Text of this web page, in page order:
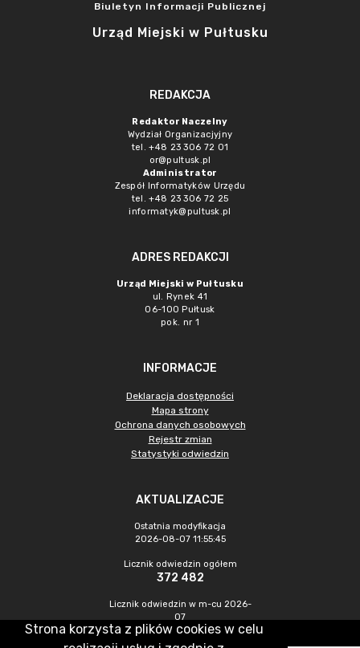
Biuletyn Informacji Publicznej
Urząd Miejski w Pułtusku
REDAKCJA
Redaktor Naczelny
Wydział Organizacjyjny
tel. +48 23 306 72 01
or@pultusk.pl
Administrator
Zespół Informatyków Urzędu
tel. +48 23 306 72 25
informatyk@pultusk.pl
ADRES REDAKCJI
Urząd Miejski w Pułtusku
ul. Rynek 41
06-100 Pułtusk
pok. nr 1
INFORMACJE
Deklaracja dostępności
Mapa strony
Ochrona danych osobowych
Rejestr zmian
Statystyki odwiedzin
AKTUALIZACJE
Ostatnia modyfikacja
2026-08-07 11:55:45
Licznik odwiedzin ogółem
372 482
Licznik odwiedzin w m-cu 2026-
07
1 186
Strona korzysta z plików cookies w celu